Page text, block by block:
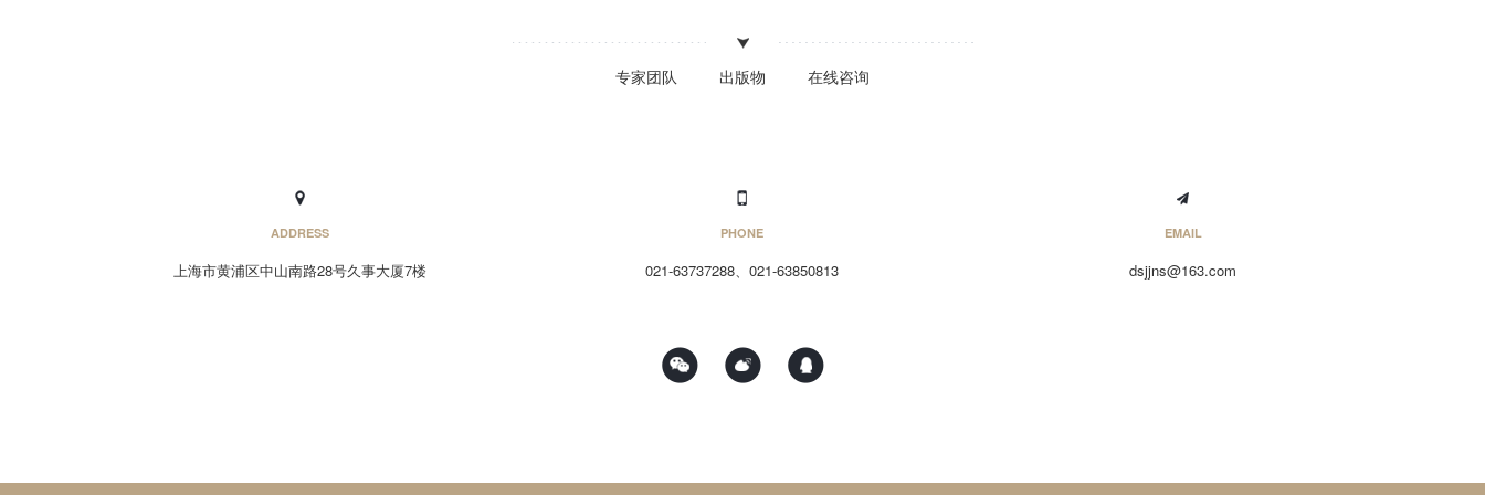
专家团队 出版物 在线咨询
ADDRESS
上海市黄浦区中山南路28号久事大厦7楼
PHONE
021-63737288、021-63850813
EMAIL
dsjjns@163.com